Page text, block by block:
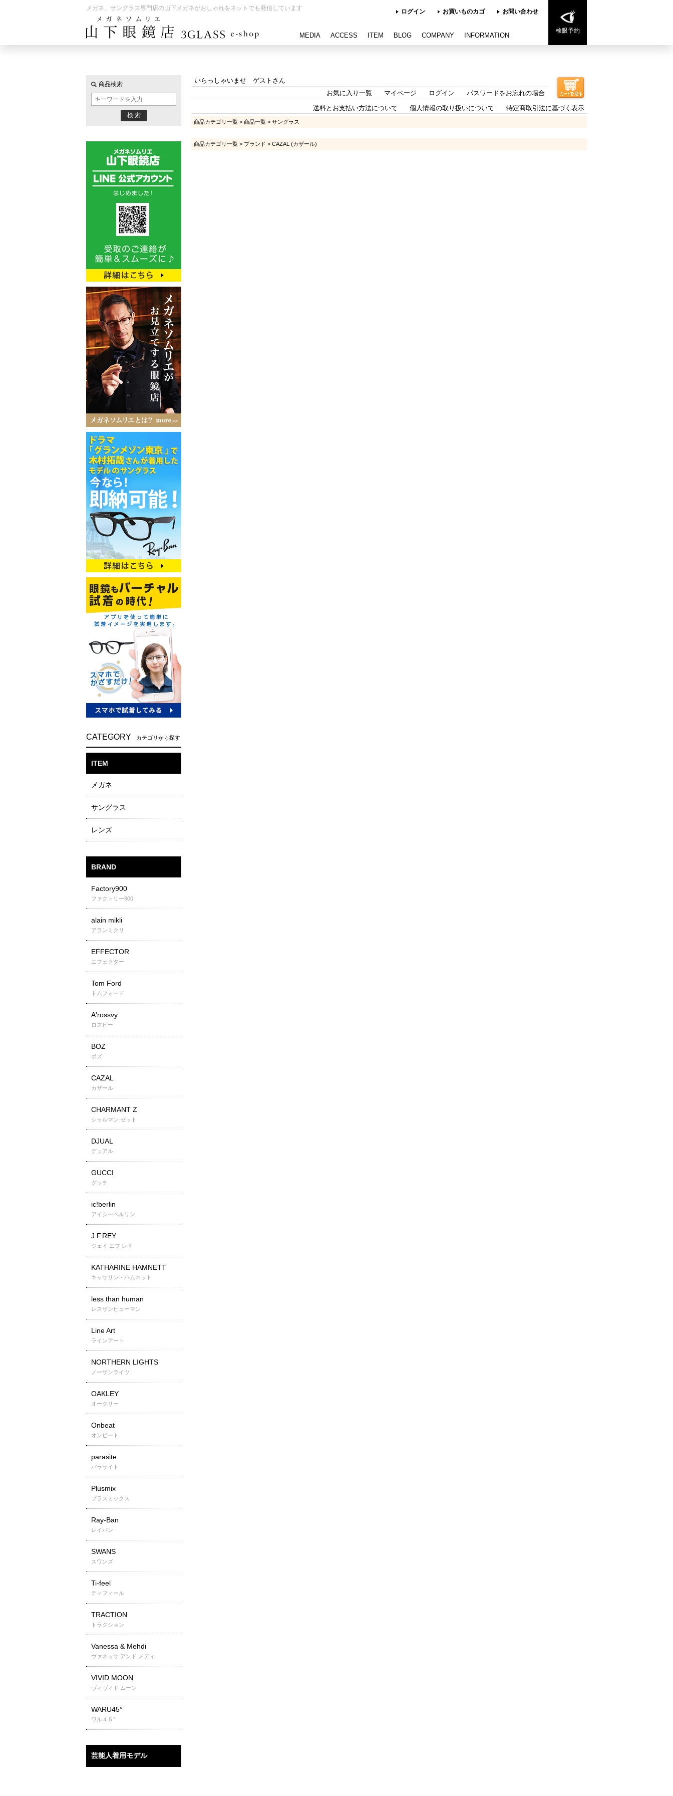
メガネ、サングラス専門店の山下メガネがおしゃれをネットでも発信しています ログイン お買いものカゴ お問い合わせ
検眼予約
MEDIA ACCESS ITEM BLOG COMPANY INFORMATION
商品検索
CATEGORY カテゴリから探す
ITEM
メガネ
サングラス
レンズ
BRAND
Factory900
ファクトリー900
alain mikli
アランミクリ
EFFECTOR
エフェクター
Tom Ford
トムフォード
A'rossvy
ロズビー
BOZ
ボズ
CAZAL
カザール
CHARMANT Z
シャルマン ゼット
DJUAL
デュアル
GUCCI
グッチ
ic!berlin
アイシーベルリン
J.F.REY
ジェイ エフ レイ
KATHARINE HAMNETT
キャサリン・ハムネット
less than human
レスザンヒューマン
Line Art
ラインアート
NORTHERN LIGHTS
ノーザンライツ
OAKLEY
オークリー
Onbeat
オンビート
parasite
パラサイト
Plusmix
プラスミックス
Ray-Ban
レイバン
SWANS
スワンズ
Ti-feel
ティフィール
TRACTION
トラクション
Vanessa & Mehdi
ヴァネッサ アンド メディ
VIVID MOON
ヴィヴィド ムーン
WARU45°
ワル４５°
芸能人着用モデル
いらっしゃいませ ゲストさん
お気に入り一覧
マイページ ログイン
パスワードをお忘れの場合
送料とお支払い方法について
個人情報の取り扱いについて 特定商取引法に基づく表示
商品カテゴリ一覧 > 商品一覧 > サングラス
商品カテゴリ一覧 > ブランド > CAZAL (カザール)